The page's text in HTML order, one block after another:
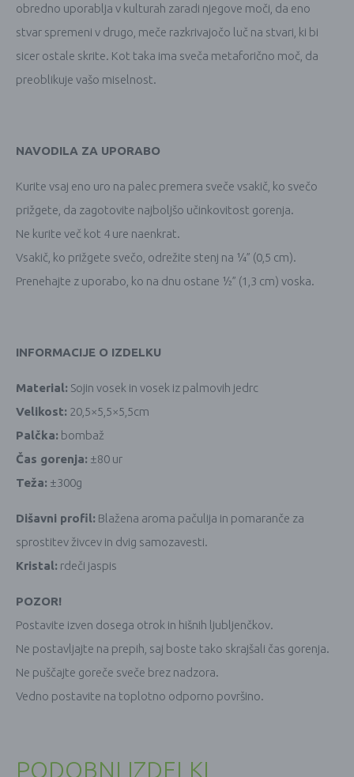
obredno uporablja v kulturah zaradi njegove moči, da eno
stvar spremeni v drugo, meče razkrivajočo luč na stvari, ki bi
sicer ostale skrite. Kot taka ima sveča metaforično moč, da
preoblikuje vašo miselnost.
NAVODILA ZA UPORABO
Kurite vsaj eno uro na palec premera sveče vsakič, ko svečo
prižgete, da zagotovite najboljšo učinkovitost gorenja.
Ne kurite več kot 4 ure naenkrat.
Vsakič, ko prižgete svečo, odrežite stenj na ¼” (0,5 cm).
Prenehajte z uporabo, ko na dnu ostane ½” (1,3 cm) voska.
INFORMACIJE O IZDELKU
Material: Sojin vosek in vosek iz palmovih jedrc
Velikost: 20,5×5,5×5,5cm
Palčka: bombaž
Čas gorenja: ±80 ur
Teža: ±300g
Dišavni profil: Blažena aroma pačulija in pomaranče za
sprostitev živcev in dvig samozavesti.
Kristal: rdeči jaspis
POZOR!
Postavite izven dosega otrok in hišnih ljubljenčkov.
Ne postavljajte na prepih, saj boste tako skrajšali čas gorenja.
Ne puščajte goreče sveče brez nadzora.
Vedno postavite na toplotno odporno površino.
PODOBNI IZDELKI